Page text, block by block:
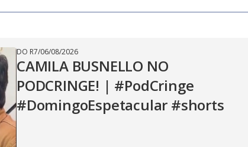
DO R7/06/08/2026
CAMILA BUSNELLO NO
PODCRINGE! | #PodCringe
#DomingoEspetacular #shorts